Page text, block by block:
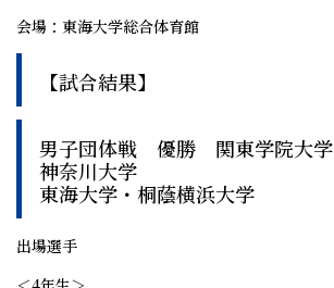
会場：東海大学総合体育館
【試合結果】
男子団体戦 優勝 関東学院大学
神奈川大学
東海大学・桐蔭横浜大学
出場選手